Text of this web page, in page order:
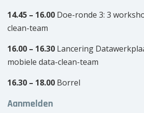
14.45 – 16.00 Doe-ronde 3: 3
clean-team
16.00 – 16.30 Lancering
mobiele data-clean-team
16.30 – 18.00 Borrel
Aanmelden